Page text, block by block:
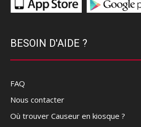
BESOIN D'AIDE ?
FAQ
Nous contacter
Où trouver Causeur en kiosque ?